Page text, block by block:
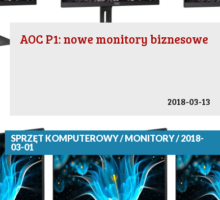
AOC P1: nowe monitory biznesowe
2018-03-13
SPRZĘT KOMPUTEROWY / MONITORY / 2018-
03-01